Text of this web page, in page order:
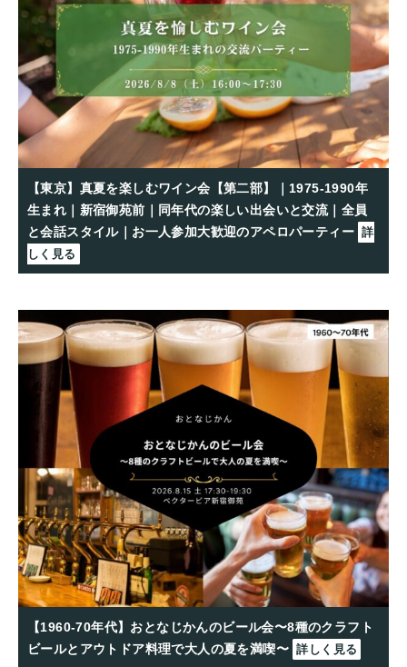
【東京】真夏を楽しむワイン会【第二部】｜1975-1990年
生まれ｜新宿御苑前｜同年代の楽しい出会いと交流｜全員
と会話スタイル｜お一人参加大歓迎のアペロパーティー 詳
しく見る
【1960-70年代】おとなじかんのビール会〜8種のクラフト
ビールとアウトドア料理で大人の夏を満喫〜 詳しく見る